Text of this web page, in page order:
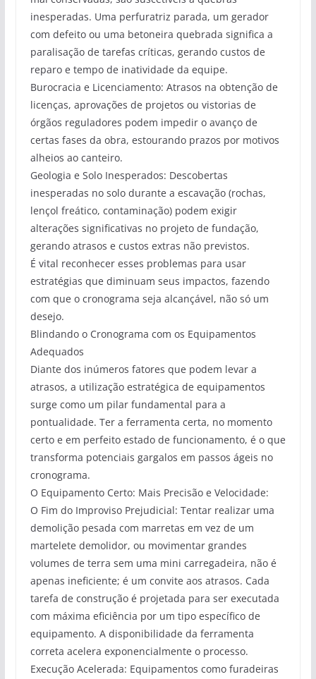
inesperadas. Uma perfuratriz parada, um gerador
com defeito ou uma betoneira quebrada significa a
paralisação de tarefas críticas, gerando custos de
reparo e tempo de inatividade da equipe.
Burocracia e Licenciamento: Atrasos na obtenção de
licenças, aprovações de projetos ou vistorias de
órgãos reguladores podem impedir o avanço de
certas fases da obra, estourando prazos por motivos
alheios ao canteiro.
Geologia e Solo Inesperados: Descobertas
inesperadas no solo durante a escavação (rochas,
lençol freático, contaminação) podem exigir
alterações significativas no projeto de fundação,
gerando atrasos e custos extras não previstos.
É vital reconhecer esses problemas para usar
estratégias que diminuam seus impactos, fazendo
com que o cronograma seja alcançável, não só um
desejo.
Blindando o Cronograma com os Equipamentos
Adequados
Diante dos inúmeros fatores que podem levar a
atrasos, a utilização estratégica de equipamentos
surge como um pilar fundamental para a
pontualidade. Ter a ferramenta certa, no momento
certo e em perfeito estado de funcionamento, é o que
transforma potenciais gargalos em passos ágeis no
cronograma.
O Equipamento Certo: Mais Precisão e Velocidade:
O Fim do Improviso Prejudicial: Tentar realizar uma
demolição pesada com marretas em vez de um
martelete demolidor, ou movimentar grandes
volumes de terra sem uma mini carregadeira, não é
apenas ineficiente; é um convite aos atrasos. Cada
tarefa de construção é projetada para ser executada
com máxima eficiência por um tipo específico de
equipamento. A disponibilidade da ferramenta
correta acelera exponencialmente o processo.
Execução Acelerada: Equipamentos como furadeiras